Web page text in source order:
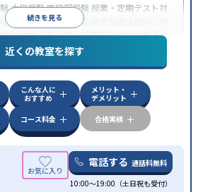
続きを見る
大学受験医学部受験 授業・定期テスト対
点対策学習習慣の定着
入試対策学校別特化対策国公立大対策私大
共通テスト対策英検(英語検定)対策
その
校生に対応授業の振替可能 不登校生に対
にPC・タブレットを利用オンライン対応
受講可能季節講習のみの受講可発達障害
に対応
近くの教室を探す
こんな人に
おすすめ
メリット・
デメリット
コース料金 合格実績
電話する 通話料無料
10:00～19:00（土日祝も受付）